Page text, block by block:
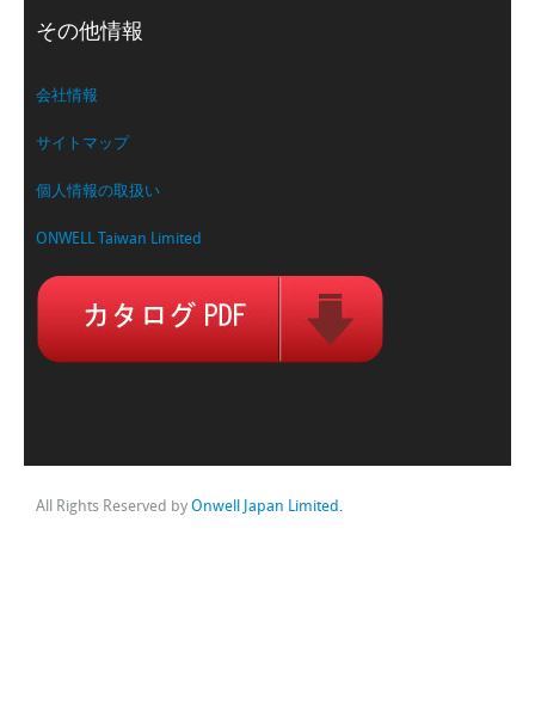
その他情報
会社情報
サイトマップ
個人情報の取扱い
ONWELL Taiwan Limited
All Rights Reserved by Onwell Japan Limited.